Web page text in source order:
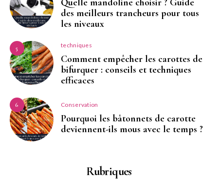
des meilleurs trancheurs pour tous
les niveaux
5 techniques
Comment empêcher les carottes de
bifurquer : conseils et techniques
efficaces
6 Conservation
Pourquoi les bâtonnets de carotte
deviennent-ils mous avec le temps ?
Rubriques